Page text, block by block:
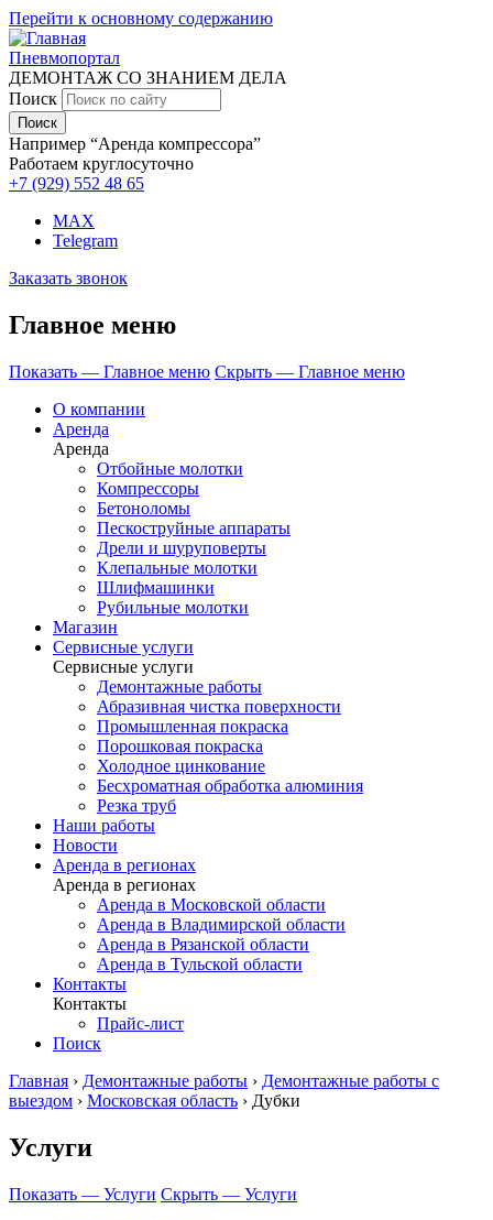
Перейти к основному содержанию
Пневмопортал
ДЕМОНТАЖ СО ЗНАНИЕМ ДЕЛА
Поиск
Например “Аренда компрессора”
Работаем круглосуточно
+7 (929) 552 48 65
MAX
Telegram
Заказать звонок
Главное меню
Показать — Главное меню Скрыть — Главное меню
О компании
Аренда
Аренда
Отбойные молотки
Компрессоры
Бетоноломы
Пескоструйные аппараты
Дрели и шуруповерты
Клепальные молотки
Шлифмашинки
Рубильные молотки
Магазин
Сервисные услуги
Сервисные услуги
Демонтажные работы
Абразивная чистка поверхности
Промышленная покраска
Порошковая покраска
Холодное цинкование
Бесхроматная обработка алюминия
Резка труб
Наши работы
Новости
Аренда в регионах
Аренда в регионах
Аренда в Московской области
Аренда в Владимирской области
Аренда в Рязанской области
Аренда в Тульской области
Контакты
Контакты
Прайс-лист
Поиск
Главная › Демонтажные работы › Демонтажные работы с
выездом › Московская область › Дубки
Услуги
Показать — Услуги Скрыть — Услуги